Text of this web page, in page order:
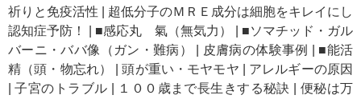
祈りと免疫活性
超低分子のＭＲＥ成分は細胞をキレイにし
認知症予防！
■感応丸 氣（無気力）
■ソマチッド・ガル
バーニ・ババ像（ガン・難病）
皮膚病の体験事例
■能活
精（頭・物忘れ）
|頭が重い・モヤモヤ
アレルギーの原因
|子宮のトラブル １００歳まで長生きする秘訣
便秘は万